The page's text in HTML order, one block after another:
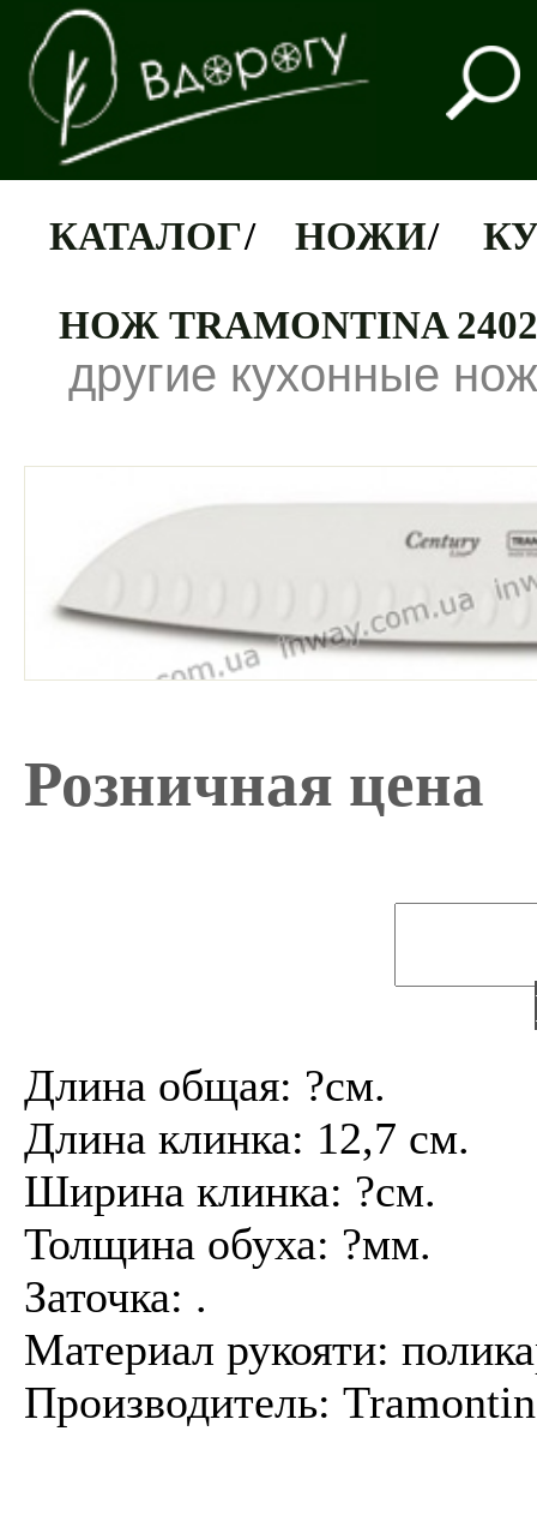
КАТАЛОГ/ НОЖИ/
НОЖ TRAMONTINA
другие кухонные
Розничная цена
Длина общая: ?см.
Длина клинка: 12,7 см.
Ширина клинка: ?см.
Толщина обуха: ?мм.
Заточка: .
Материал рукояти:
Производитель: